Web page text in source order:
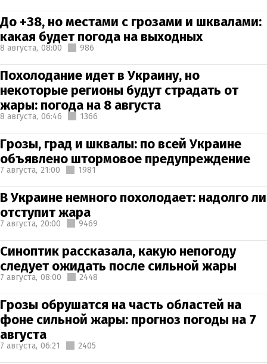
До +38, но местами с грозами и шквалами:
какая будет погода на выходных
8 августа, 08:00 986
Похолодание идет в Украину, но
некоторые регионы будут страдать от
жары: погода на 8 августа
8 августа, 06:46 1366
Грозы, град и шквалы: по всей Украине
объявлено штормовое предупреждение
7 августа, 21:00 1981
В Украине немного похолодает: надолго ли
отступит жара
7 августа, 20:00 9469
Синоптик рассказала, какую непогоду
следует ожидать после сильной жары
7 августа, 08:00 2448
Грозы обрушатся на часть областей на
фоне сильной жары: прогноз погоды на 7
августа
7 августа, 06:21 2405